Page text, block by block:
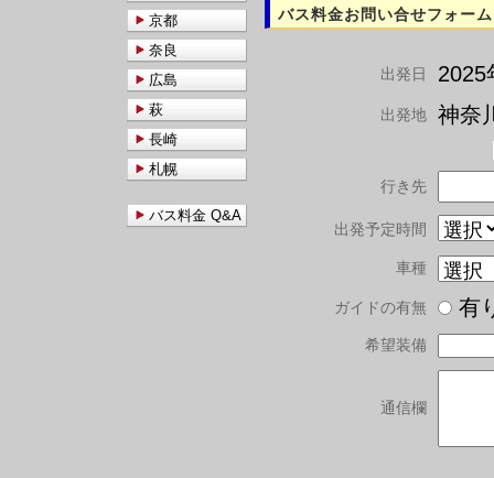
バス料金お問い合せフォーム
出発日 2025
出発地 神奈
行き先
出発予定時間
車種
ガイドの有無
希望装備
通信欄
京都
奈良
広島
萩
長崎
札幌
バス料金 Q&A